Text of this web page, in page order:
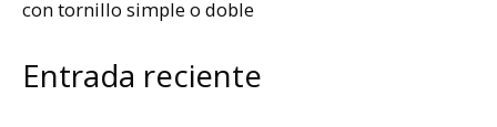
con tornillo simple o doble
Entrada reciente